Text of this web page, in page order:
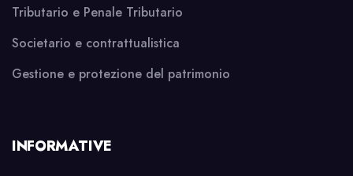
Tributario e Penale Tributario
Societario e contrattualistica
Gestione e protezione del patrimonio
INFORMATIVE